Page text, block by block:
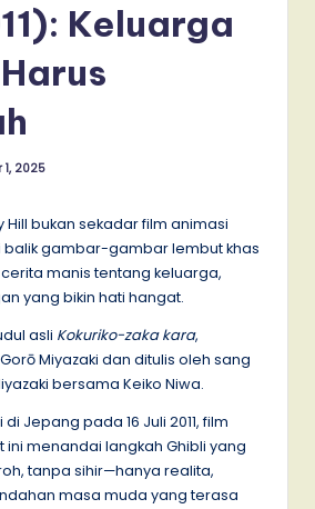
Keluarga
1, 2025
Hill bukan sekadar film animasi
balik gambar-gambar lembut khas
manis tentang keluarga,
yang bikin hati hangat.
asli Kokuriko-zaka kara,
Miyazaki dan ditulis oleh sang
bersama Keiko Niwa.
Jepang pada 16 Juli 2011, film
ini menandai langkah Ghibli yang
tanpa sihir—hanya realita,
masa muda yang terasa